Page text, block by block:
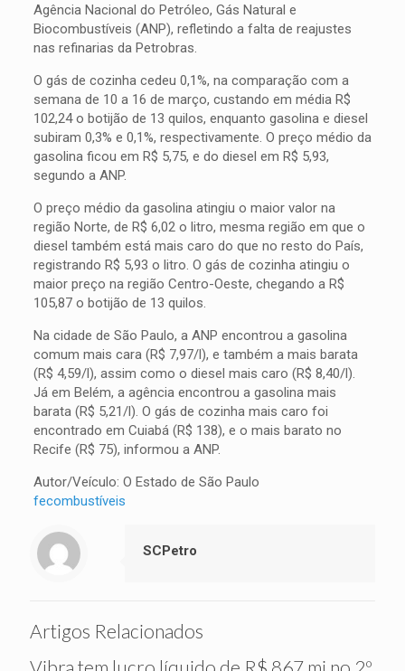
Agência Nacional do Petróleo, Gás Natural e
Biocombustíveis (ANP), refletindo a falta de reajustes
nas refinarias da Petrobras.
O gás de cozinha cedeu 0,1%, na comparação com a
semana de 10 a 16 de março, custando em média R$
102,24 o botijão de 13 quilos, enquanto gasolina e diesel
subiram 0,3% e 0,1%, respectivamente. O preço médio da
gasolina ficou em R$ 5,75, e do diesel em R$ 5,93,
segundo a ANP.
O preço médio da gasolina atingiu o maior valor na
região Norte, de R$ 6,02 o litro, mesma região em que o
diesel também está mais caro do que no resto do País,
registrando R$ 5,93 o litro. O gás de cozinha atingiu o
maior preço na região Centro-Oeste, chegando a R$
105,87 o botijão de 13 quilos.
Na cidade de São Paulo, a ANP encontrou a gasolina
comum mais cara (R$ 7,97/l), e também a mais barata
(R$ 4,59/l), assim como o diesel mais caro (R$ 8,40/l).
Já em Belém, a agência encontrou a gasolina mais
barata (R$ 5,21/l). O gás de cozinha mais caro foi
encontrado em Cuiabá (R$ 138), e o mais barato no
Recife (R$ 75), informou a ANP.
Autor/Veículo: O Estado de São Paulo
fecombustíveis
SCPetro
Artigos Relacionados